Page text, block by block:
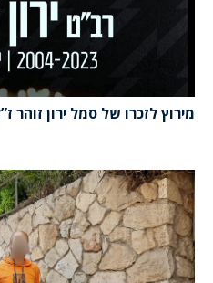
מירוץ לזכרו של סמל ירון זוהר